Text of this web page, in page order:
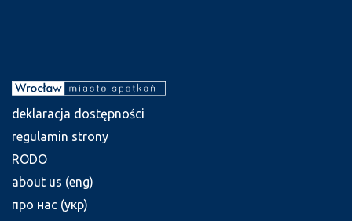
deklaracja dostępności
regulamin strony
RODO
about us (eng)
про нас (укр)